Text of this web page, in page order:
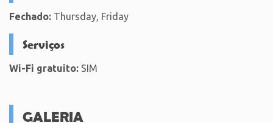
Fechado: Thursday, Friday
Serviços
Wi-Fi gratuito: SIM
GALERIA